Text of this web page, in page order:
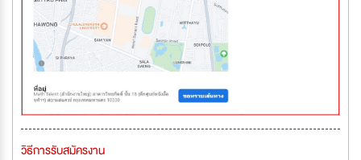
วิธีการรับสมัครงาน